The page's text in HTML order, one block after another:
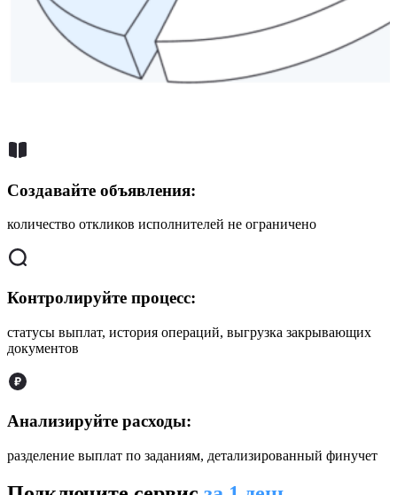
Создавайте объявления:
количество откликов исполнителей не ограничено
Контролируйте процесс:
статусы выплат, история операций, выгрузка закрывающих
документов
Анализируйте расходы:
разделение выплат по заданиям, детализированный финучет